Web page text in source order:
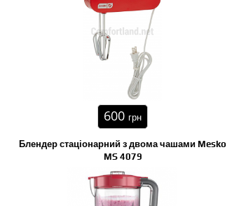
600 грн
Блендер стаціонарний з двома чашами Mesko
MS 4079